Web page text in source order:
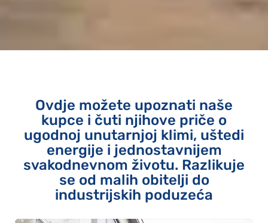
Ovdje možete upoznati naše
kupce i čuti njihove priče o
ugodnoj unutarnjoj klimi, uštedi
energije i jednostavnijem
svakodnevnom životu. Razlikuje
se od malih obitelji do
industrijskih poduzeća